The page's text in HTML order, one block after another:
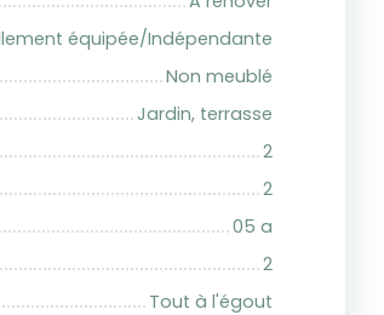
équipée/Indépendante
Non meublé
Jardin, terrasse
2
2
05 a
2
Tout à l'égout